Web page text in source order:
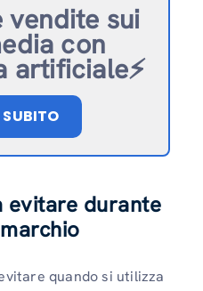
vendite sui
con
artificiale⚡️
evitare durante
quando si utilizza